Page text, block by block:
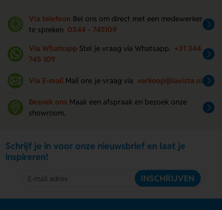
Via telefoon Bel ons om direct met een medewerker
te spreken 0344 - 745109
Via Whatsapp Stel je vraag via Whatsapp. +31 344
745 109
Via E-mail Mail ons je vraag via verkoop@lavista.nl
Bezoek ons Maak een afspraak en bezoek onze
showroom.
Schrijf je in voor onze nieuwsbrief en laat je
inspireren!
INSCHRIJVEN